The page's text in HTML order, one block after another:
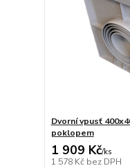
Dvorní vpusť
poklopem
1 909 Kč/ks
1 578 Kč bez DPH